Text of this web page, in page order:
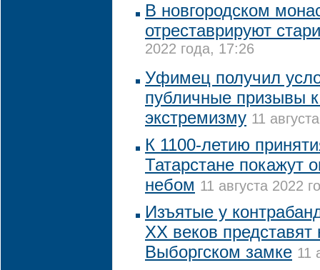
В новгородском
отреставрируют
2022 года, 17:26
Уфимец получил
публичные призывы
экстремизму 11
К 1100-летию
Татарстане покажут
небом 11 августа 2022
Изъятые у
XX веков
Выборгском замке 11